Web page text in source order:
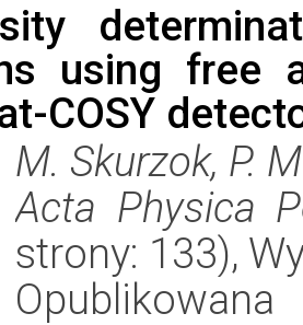
using free
COSY
M. Skurzok, P.
Acta Physica
strony: 133),
Opublikowana